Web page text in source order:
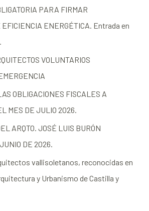
PARA FIRMAR
EFICIENCIA ENERGÉTICA. Entrada en
VOLUNTARIOS
OBLIGACIONES FISCALES A
MES DE JULIO 2026.
ARQTO. JOSÉ LUIS BURÓN
DE 2026.
vallisoletanos, reconocidas en
y Urbanismo de Castilla y